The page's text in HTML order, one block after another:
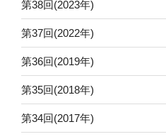
第38回(2023年)
第37回(2022年)
第36回(2019年)
第35回(2018年)
第34回(2017年)